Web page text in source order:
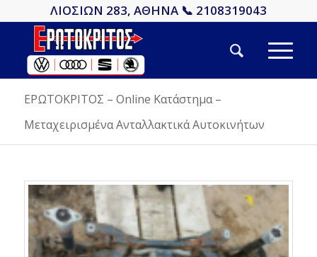
ΛΙΟΣΙΩΝ 283, ΑΘΗΝΑ 📞 2108319043
ΕΡΩΤΟΚΡΙΤΟΣ – Online Κατάστημα –
Μεταχειρισμένα Ανταλλακτικά Αυτοκινήτων